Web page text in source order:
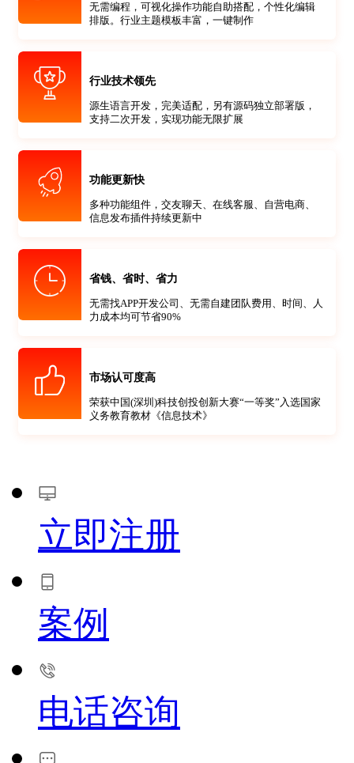
无需编程，可视化操作功能自助搭配，个性化编辑
排版。行业主题模板丰富，一键制作
行业技术领先
源生语言开发，完美适配，另有源码独立部署版，
支持二次开发，实现功能无限扩展
功能更新快
多种功能组件，交友聊天、在线客服、自营电商、
信息发布插件持续更新中
省钱、省时、省力
无需找APP开发公司、无需自建团队费用、时间、人
力成本均可节省90%
市场认可度高
荣获中国(深圳)科技创投创新大赛“一等奖”入选国家
义务教育教材《信息技术》
立即注册
案例
电话咨询